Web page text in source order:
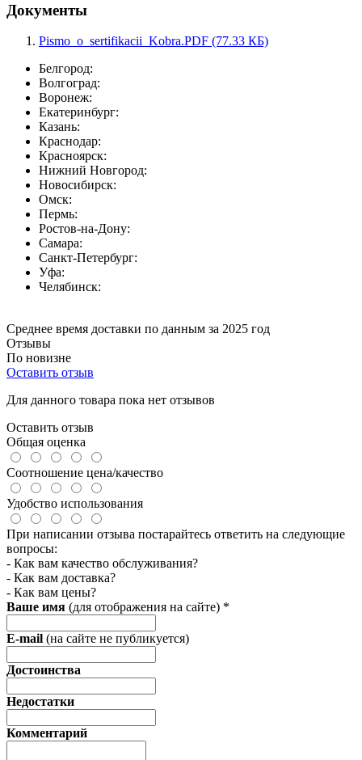
Документы
Pismo_o_sertifikacii_Kobra.PDF (77.33 КБ)
Белгород:
Волгоград:
Воронеж:
Екатеринбург:
Казань:
Краснодар:
Красноярск:
Нижний Новгород:
Новосибирск:
Омск:
Пермь:
Ростов-на-Дону:
Самара:
Санкт-Петербург:
Уфа:
Челябинск:
Среднее время доставки по данным за 2025 год
Отзывы
По новизне
Оставить отзыв
Для данного товара пока нет отзывов
Оставить отзыв
Общая оценка
Соотношение цена/качество
Удобство использования
При написании отзыва постарайтесь ответить на следующие
вопросы:
- Как вам качество обслуживания?
- Как вам доставка?
- Как вам цены?
Ваше имя (для отображения на сайте) *
E-mail (на сайте не публикуется)
Достоинства
Недостатки
Комментарий